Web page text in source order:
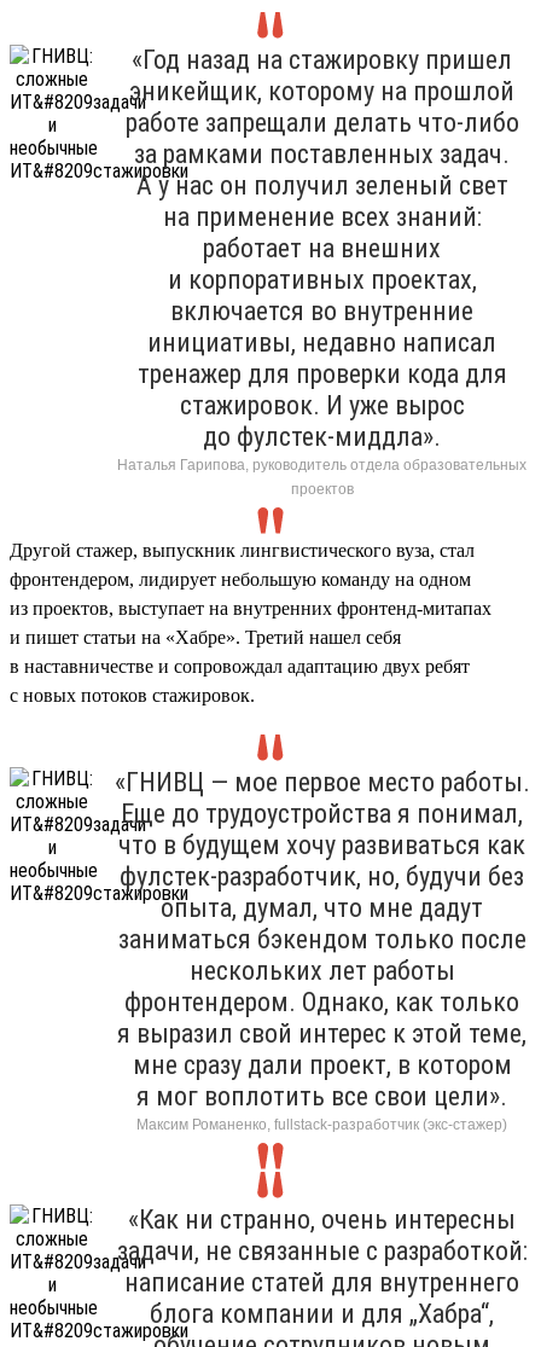
«Год назад на стажировку пришел
эникейщик, которому на прошлой
работе запрещали делать что-либо
за рамками поставленных задач.
А у нас он получил зеленый свет
на применение всех знаний:
работает на внешних
и корпоративных проектах,
включается во внутренние
инициативы, недавно написал
тренажер для проверки кода для
стажировок. И уже вырос
до фулстек-миддла».
Наталья Гарипова, руководитель отдела образовательных
проектов
Другой стажер, выпускник лингвистического вуза, стал
фронтендером, лидирует небольшую команду на одном
из проектов, выступает на внутренних фронтенд-митапах
и пишет статьи на «Хабре». Третий нашел себя
в наставничестве и сопровождал адаптацию двух ребят
с новых потоков стажировок.
«ГНИВЦ — мое первое место работы.
Еще до трудоустройства я понимал,
что в будущем хочу развиваться как
фулстек-разработчик, но, будучи без
опыта, думал, что мне дадут
заниматься бэкендом только после
нескольких лет работы
фронтендером. Однако, как только
я выразил свой интерес к этой теме,
мне сразу дали проект, в котором
я мог воплотить все свои цели».
Максим Романенко, fullstack-разработчик (экс-стажер)
«Как ни странно, очень интересны
задачи, не связанные с разработкой:
написание статей для внутреннего
блога компании и для „Хабра“,